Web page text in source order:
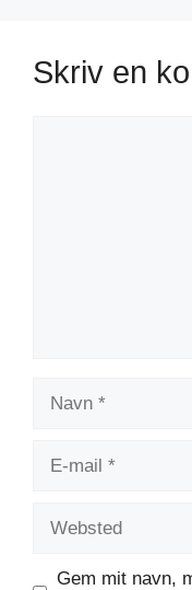
Skriv en
Gem mit navn,